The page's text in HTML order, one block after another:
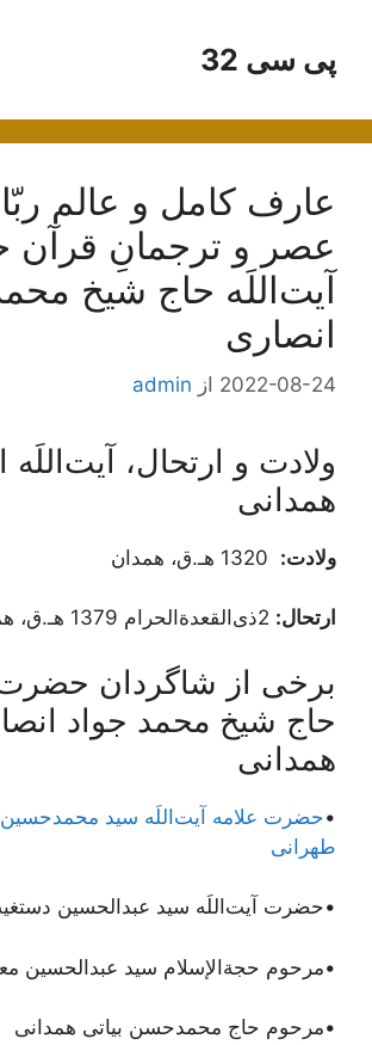
محتواپی سی 32
عارف کامل و عالم
عصر و ترجمانِ
آیت‌اللَه حاج شیخ
انصاری
2022-08-24 از admin
ولادت و ارتحال، آیت‌اللَه
همدانی
ولادت:
ارتحال:
برخی از شاگردان حضرت
حاج شیخ محمد جواد
همدانی
•حضرت علامه آیت‌اللَه سید
طهرانی
•حضرت آیت‌اللَه سید عبدالحسین
•مرحوم حجةالإسلام سید عبدالحسین
•مرحوم حاج محمدحسن بیاتی همدانی